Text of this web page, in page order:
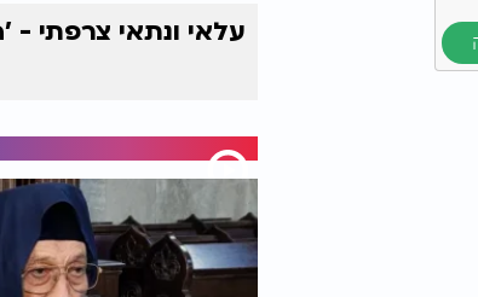
עלאי ונתאי צרפתי -